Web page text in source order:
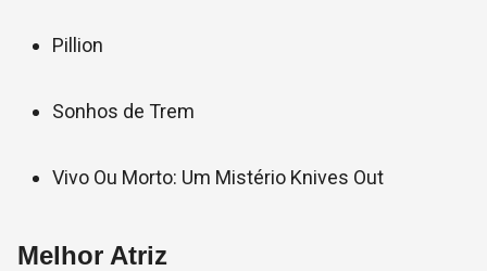
Pillion
Sonhos de Trem
Vivo Ou Morto: Um Mistério Knives Out
Melhor Atriz